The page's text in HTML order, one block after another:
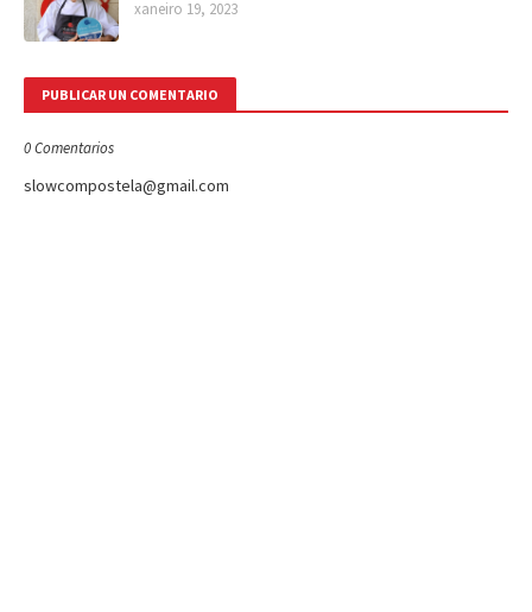
xaneiro 19, 2023
PUBLICAR UN COMENTARIO
0 Comentarios
slowcompostela@gmail.com